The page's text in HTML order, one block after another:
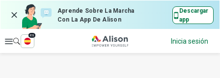
Aprende Sobre La Marcha
Con La App De Alison
Descargar
app
Explorar
es
Inicia sesión